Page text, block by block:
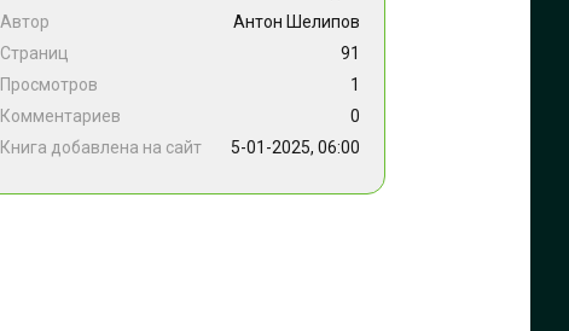
Автор
Антон Шелипов
Страниц
91
Просмотров
1
Комментариев
0
Книга добавлена на сайт
5-01-2025, 06:00